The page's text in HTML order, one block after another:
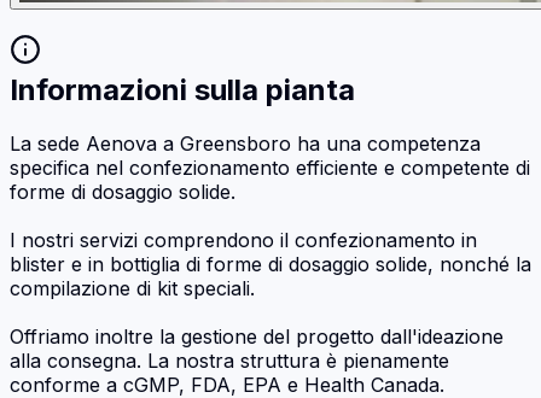
Informazioni sulla pianta
La sede Aenova a Greensboro ha una competenza
specifica nel confezionamento efficiente e competente di
forme di dosaggio solide.
I nostri servizi comprendono il confezionamento in
blister e in bottiglia di forme di dosaggio solide, nonché la
compilazione di kit speciali.
Offriamo inoltre la gestione del progetto dall'ideazione
alla consegna. La nostra struttura è pienamente
conforme a cGMP, FDA, EPA e Health Canada.